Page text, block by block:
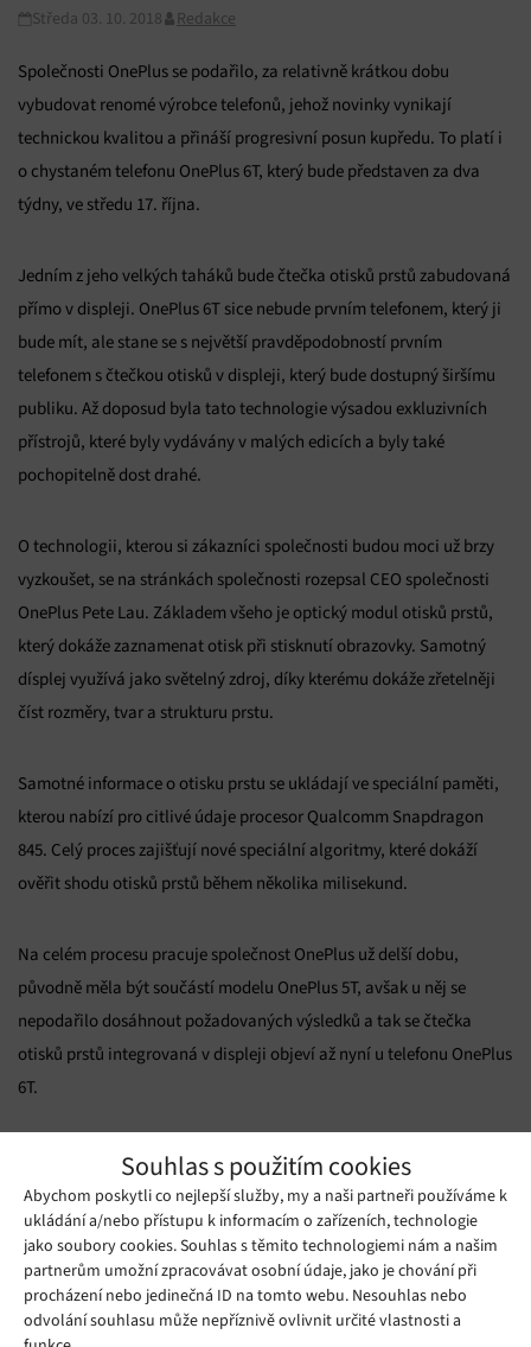
Souhlas s použitím cookies
Abychom poskytli co nejlepší služby, my a naši partneři používáme k
ukládání a/nebo přístupu k informacím o zařízeních, technologie
jako soubory cookies. Souhlas s těmito technologiemi nám a našim
partnerům umožní zpracovávat osobní údaje, jako je chování při
procházení nebo jedinečná ID na tomto webu. Nesouhlas nebo
odvolání souhlasu může nepříznivě ovlivnit určité vlastnosti a
Středa 03. 10. 2018 Redakce
Společnosti OnePlus se podařilo, za relativně krátkou dobu
vybudovat renomé výrobce telefonů, jehož novinky vynikají
technickou kvalitou a přináší progresivní posun kupředu. To platí i
o chystaném telefonu OnePlus 6T, který bude představen za dva
týdny, ve středu 17. října.
Jedním z jeho velkých taháků bude čtečka otisků prstů zabudovaná
přímo v displeji. OnePlus 6T sice nebude prvním telefonem, který ji
bude mít, ale stane se s největší pravděpodobností prvním
telefonem s čtečkou otisků v displeji, který bude dostupný širšímu
publiku. Až doposud byla tato technologie výsadou exkluzivních
přístrojů, které byly vydávány v malých edicích a byly také
pochopitelně dost drahé.
O technologii, kterou si zákazníci společnosti budou moci už brzy
vyzkoušet, se na stránkách společnosti rozepsal CEO společnosti
OnePlus Pete Lau. Základem všeho je optický modul otisků prstů,
který dokáže zaznamenat otisk při stisknutí obrazovky. Samotný
dísplej využívá jako světelný zdroj, díky kterému dokáže zřetelněji
číst rozměry, tvar a strukturu prstu.
Samotné informace o otisku prstu se ukládají ve speciální paměti,
kterou nabízí pro citlivé údaje procesor Qualcomm Snapdragon
845. Celý proces zajišťují nové speciální algoritmy, které dokáží
ověřit shodu otisků prstů během několika milisekund.
Na celém procesu pracuje společnost OnePlus už delší dobu,
původně měla být součástí modelu OnePlus 5T, avšak u něj se
nepodařilo dosáhnout požadovaných výsledků a tak se čtečka
otisků prstů integrovaná v displeji objeví až nyní u telefonu OnePlus
6T.
forums.oneplus.com
Mohlo by se vám líbit